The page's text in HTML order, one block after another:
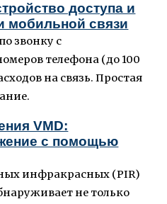
доступа и
мобильной связи
звонку с
телефона (до 100
на связь. Простая
VMD:
с помощью
инфракрасных (PIR)
не только